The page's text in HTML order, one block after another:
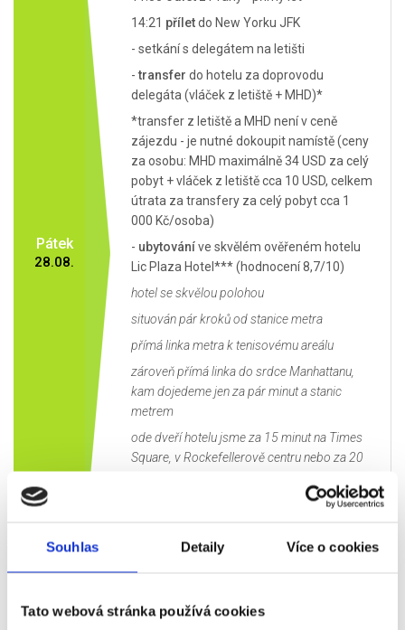
Souhlas Detaily Více o cookies
Tato webová stránka používá cookies
Pátek
28.08.
14:21 příletdo New Yorku JFK
- setkání s delegátem na letišti
-transfer do hotelu za doprovodu
delegáta (vláček z letiště + MHD)*
*transfer z letiště a MHD není v ceně
zájezdu - je nutné dokoupit namístě (ceny
za osobu: MHD maximálně 34 USD za celý
pobyt + vláček z letiště cca 10 USD, celkem
útrata za transfery za celý pobyt cca 1
000 Kč/osoba)
- ubytováníve skvělém ověřeném hotelu
Lic Plaza Hotel*** (hodnocení 8,7/10)
hotel se skvělou polohou
situován pár kroků od stanice metra
přímá linka metra k tenisovému areálu
zároveň přímá linka do srdce Manhattanu,
kam dojedeme jen za pár minut a stanic
metrem
ode dveří hotelu jsme za 15 minut na Times
Square, v Rockefellerově centru nebo za 20
nádraží, Chrysler Building, Times Square,